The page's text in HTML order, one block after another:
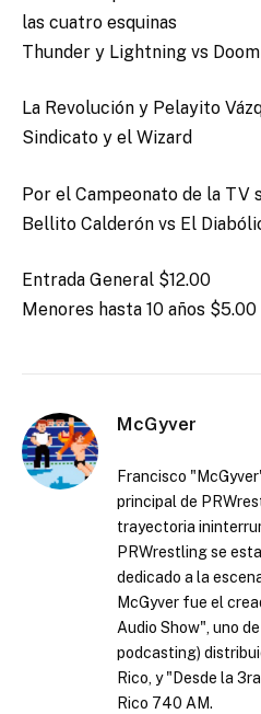
las cuatro esquinas
Thunder y Lightning vs
La Revolución y Pelayito
Sindicato y el Wizard
Por el Campeonato de la TV
Bellito Calderón vs El
Entrada General $12.00
Menores hasta 10 años $5.00
McGyver
Francisco
principal de
trayectoria
PRWrestling se
dedicado a la
McGyver fue el
Audio Show", uno
podcasting)
Rico, y "Desde la
Rico 740 AM.